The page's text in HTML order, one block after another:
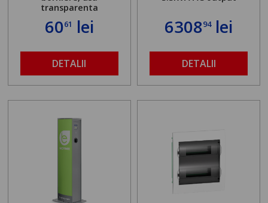
transparenta
6061 lei
DETALII
630894lei
DETALII